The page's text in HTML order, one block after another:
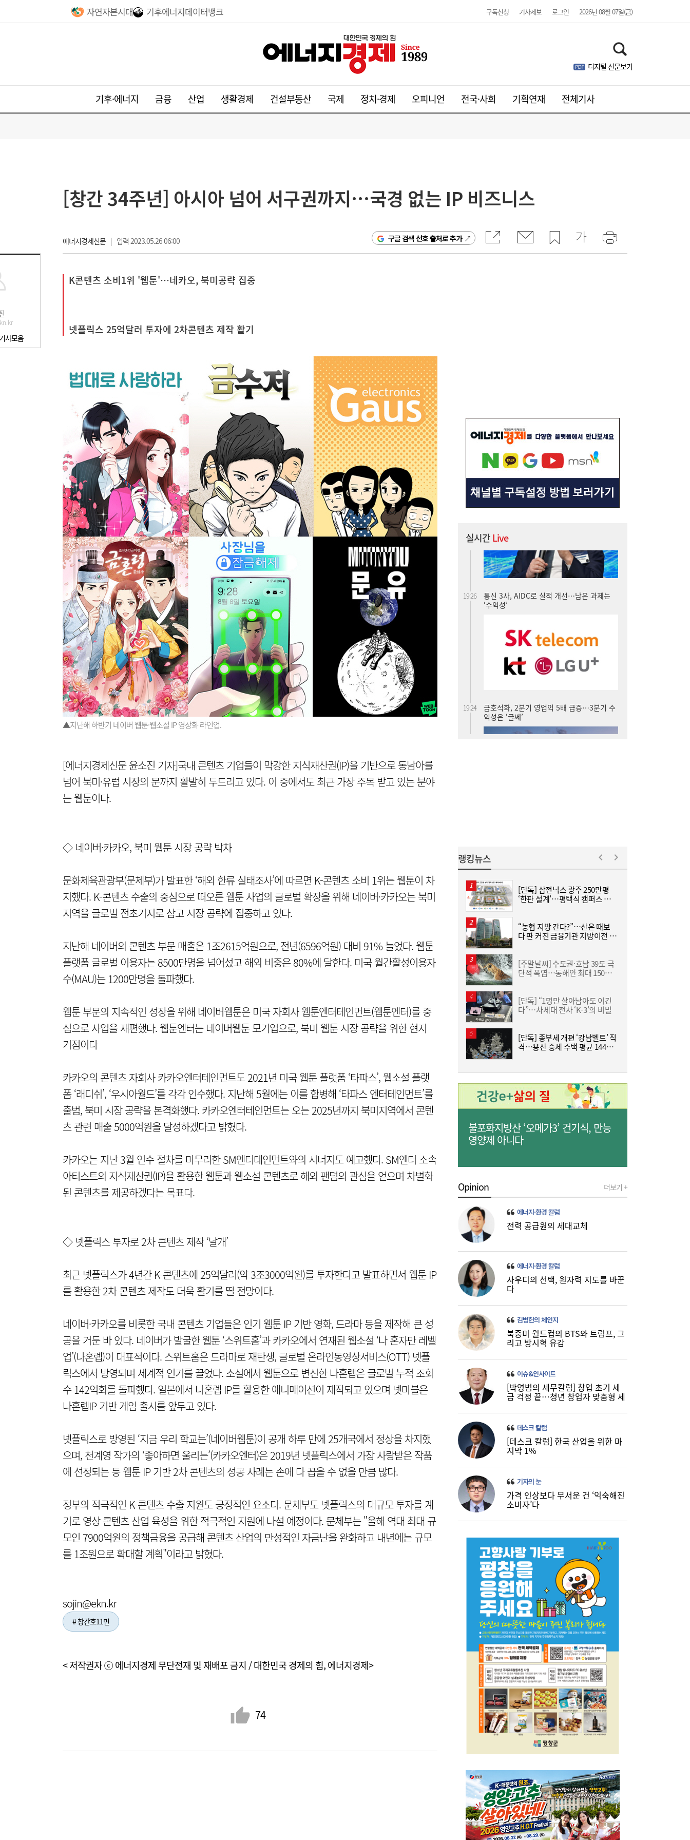
자연자본시대 기후에너지데이터뱅크 구독신청 기사제보 로그인 2026년 08월 07일(금)
디지털 신문보기
기후·에너지 금융 산업 생활경제 건설부동산 국제 정치·경제 오피니언 전국·사회 기획연재 전체기사
사모음
[창간 34주년] 아시아 넘어 서구권까지…국경 없는 IP 비즈니스
에너지경제신문| 입력 2023.05.26 06:00 구글 검색 선호 출처로 추가
K콘텐츠 소비1위 '웹툰'…네카오, 북미공략 집중
넷플릭스 25억달러 투자에 2차콘텐츠 제작 활기
▲지난해 하반기 네이버 웹툰·웹소설 IP 영상화 라인업.
[에너지경제신문 윤소진 기자]국내 콘텐츠 기업들이 막강한 지식재산권(IP)을 기반으로 동남아를
넘어 북미·유럽 시장의 문까지 활발히 두드리고 있다. 이 중에서도 최근 가장 주목 받고 있는 분야
는 웹툰이다.
◇ 네이버·카카오, 북미 웹툰 시장 공략 박차
문화체육관광부(문체부)가 발표한 ‘해외 한류 실태조사’에 따르면 K-콘텐츠 소비 1위는 웹툰이 차
지했다. K-콘텐츠 수출의 중심으로 떠오른 웹툰 사업의 글로벌 확장을 위해 네이버·카카오는 북미
지역을 글로벌 전초기지로 삼고 시장 공략에 집중하고 있다.
지난해 네이버의 콘텐츠 부문 매출은 1조2615억원으로, 전년(6596억원) 대비 91% 늘었다. 웹툰
플랫폼 글로벌 이용자는 8500만명을 넘어섰고 해외 비중은 80%에 달한다. 미국 월간활성이용자
수(MAU)는 1200만명을 돌파했다.
웹툰 부문의 지속적인 성장을 위해 네이버웹툰은 미국 자회사 웹툰엔터테인먼트(웹툰엔터)를 중
심으로 사업을 재편했다. 웹툰엔터는 네이버웹툰 모기업으로, 북미 웹툰 시장 공략을 위한 현지
거점이다
카카오의 콘텐츠 자회사 카카오엔터테인먼트도 2021년 미국 웹툰 플랫폼 ‘타파스’, 웹소설 플랫
폼 ‘래디쉬’, ‘우시아월드’를 각각 인수했다. 지난해 5월에는 이를 합병해 ‘타파스 엔터테인먼트’를
출범, 북미 시장 공략을 본격화했다. 카카오엔터테인먼트는 오는 2025년까지 북미지역에서 콘텐
츠 관련 매출 5000억원을 달성하겠다고 밝혔다.
카카오는 지난 3월 인수 절차를 마무리한 SM엔터테인먼트와의 시너지도 예고했다. SM엔터 소속
아티스트의 지식재산권(IP)을 활용한 웹툰과 웹소설 콘텐츠로 해외 팬덤의 관심을 얻으며 차별화
된 콘텐츠를 제공하겠다는 목표다.
◇ 넷플릭스 투자로 2차 콘텐츠 제작 ‘날개’
최근 넷플릭스가 4년간 K-콘텐츠에 25억달러(약 3조3000억원)를 투자한다고 발표하면서 웹툰 IP
를 활용한 2차 콘텐츠 제작도 더욱 활기를 띨 전망이다.
네이버·카카오를 비롯한 국내 콘텐츠 기업들은 인기 웹툰 IP 기반 영화, 드라마 등을 제작해 큰 성
공을 거둔 바 있다. 네이버가 발굴한 웹툰 ‘스위트홈’과 카카오에서 연재된 웹소설 ‘나 혼자만 레벨
업’(나혼렙)이 대표적이다. 스위트홈은 드라마로 재탄생, 글로벌 온라인동영상서비스(OTT) 넷플
릭스에서 방영되며 세계적 인기를 끌었다. 소설에서 웹툰으로 변신한 나혼렙은 글로벌 누적 조회
수 142억회를 돌파했다. 일본에서 나혼렙 IP를 활용한 애니매이션이 제작되고 있으며 넷마블은
나혼렙IP 기반 게임 출시를 앞두고 있다.
넷플릭스로 방영된 ‘지금 우리 학교는’(네이버웹툰)이 공개 하루 만에 25개국에서 정상을 차지했
으며, 천계영 작가의 ‘좋아하면 울리는’(카카오엔터)은 2019년 넷플릭스에서 가장 사랑받은 작품
에 선정되는 등 웹툰 IP 기반 2차 콘텐츠의 성공 사례는 손에 다 꼽을 수 없을 만큼 많다.
정부의 적극적인 K-콘텐츠 수출 지원도 긍정적인 요소다. 문체부도 넷플릭스의 대규모 투자를 계
기로 영상 콘텐츠 산업 육성을 위한 적극적인 지원에 나설 예정이다. 문체부는 "올해 역대 최대 규
모인 7900억원의 정책금융을 공급해 콘텐츠 산업의 만성적인 자금난을 완화하고 내년에는 규모
를 1조원으로 확대할 계획"이라고 밝혔다.
sojin@ekn.kr
# 창간호11면
< 저작권자 ⓒ 에너지경제 무단전재 및 재배포 금지 / 대한민국 경제의 힘, 에너지경제>
74
실시간Live
통신 3사, AIDC로 실적 개선…남은 과제는
‘수익성’
금호석화, 2분기 영업익 5배 급증…3분기 수
익성은 ‘글쎄’
17:42
우리은행, 전북 해상풍력 발전사업에 생산적
금융 투입
17:13
유저에 굿즈 주면 사행성 조장?…“시대 맞춰
게임법 바꿔야”
락 부른 ‘루빈 리스크’
16:47
‘북극항로 선구자’ 김태유 교수, 대통령 직속
규제합리화위 부위원장 위촉
랭킹뉴스
[단독] 삼전닉스 광주 250만평
‘한판 설계’…평택식 캠퍼스 들
“농협 지방 간다?”…산은 때보
다 판 커진 금융기관 지방이전 논
[주말날씨] 수도권·호남 39도 극
단적 폭염…동해안 최대 150㎜
[단독] “1명만 살아남아도 이긴
다”…차세대 전차 ‘K-3’의 비밀
[단독] 종부세 개편 ‘강남벨트’ 직
격…용산 증세 주택 평균 1449
불포화지방산 ‘오메가3’ 건기식, 만능
영양제 아니다
Opinion 더보기 +
에너지·환경 칼럼
전력 공급원의 세대교체
에너지·환경 칼럼
사우디의 선택, 원자력 지도를 바꾼
다
김병헌의 체인지
북중미 월드컵의 BTS와 트럼프, 그
리고 방시혁 유감
이슈&인사이트
[박영범의 세무칼럼] 창업 초기 세
금 걱정 끝…청년 창업자 맞춤형 세
데스크 칼럼
[데스크 칼럼] 한국 산업을 위한 마
지막 1%
기자의 눈
가격 인상보다 무서운 건 ‘익숙해진
소비자’다